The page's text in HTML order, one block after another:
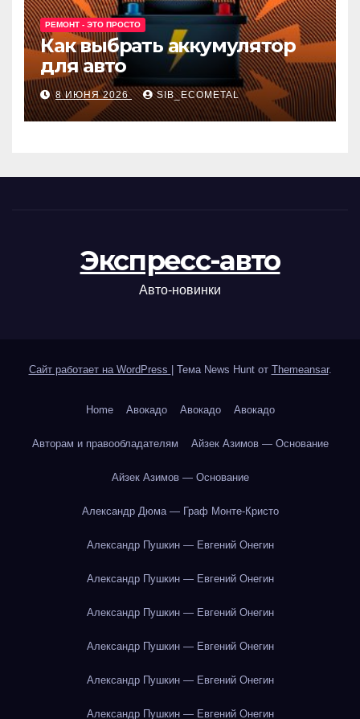
РЕМОНТ - ЭТО ПРОСТО
Как выбрать аккумулятор
для авто
8 ИЮНЯ 2026 SIB_ECOMETAL
Экспресс-авто
Авто-новинки
Сайт работает на WordPress Тема News Hunt от Themeansar.
Home Авокадо Авокадо Авокадо
Авторам и правообладателям Айзек Азимов — Основание
Айзек Азимов — Основание
Александр Дюма — Граф Монте-Кристо
Александр Пушкин — Евгений Онегин
Александр Пушкин — Евгений Онегин
Александр Пушкин — Евгений Онегин
Александр Пушкин — Евгений Онегин
Александр Пушкин — Евгений Онегин
Александр Пушкин — Евгений Онегин